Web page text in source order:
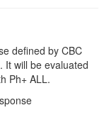
defined by CBC
It will be evaluated
Ph+ ALL.